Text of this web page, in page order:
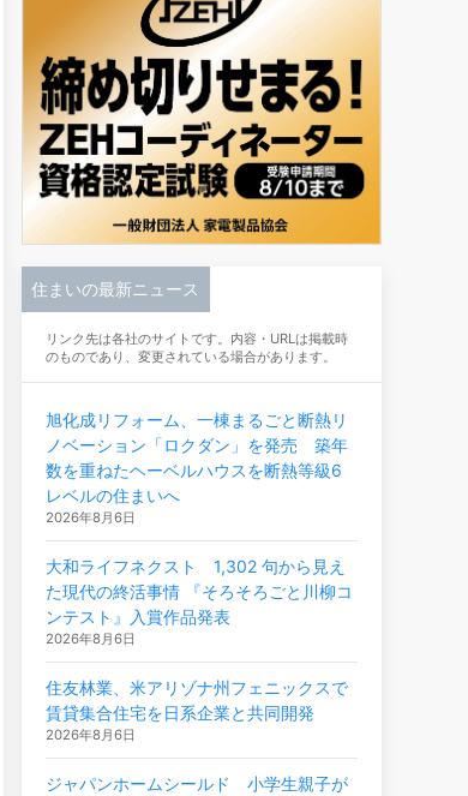
住まいの最新ニュース
リンク先は各社のサイトです。内容・URLは掲載時
のものであり、変更されている場合があります。
旭化成リフォーム、一棟まるごと断熱リ
ノベーション「ロクダン」を発売 築年
数を重ねたヘーベルハウスを断熱等級6
レベルの住まいへ
2026年8月6日
大和ライフネクスト 1,302 句から見え
た現代の終活事情 『そろそろごと川柳コ
ンテスト』入賞作品発表
2026年8月6日
住友林業、米アリゾナ州フェニックスで
賃貸集合住宅を日系企業と共同開発
2026年8月6日
ジャパンホームシールド 小学生親子が